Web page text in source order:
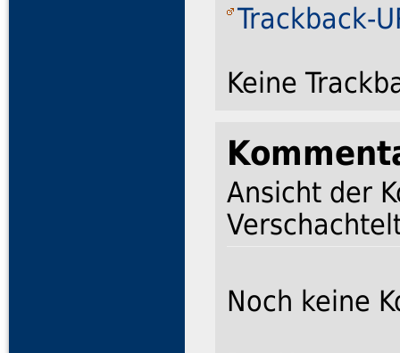
Trackback-
Keine
Ansicht der
Noch keine